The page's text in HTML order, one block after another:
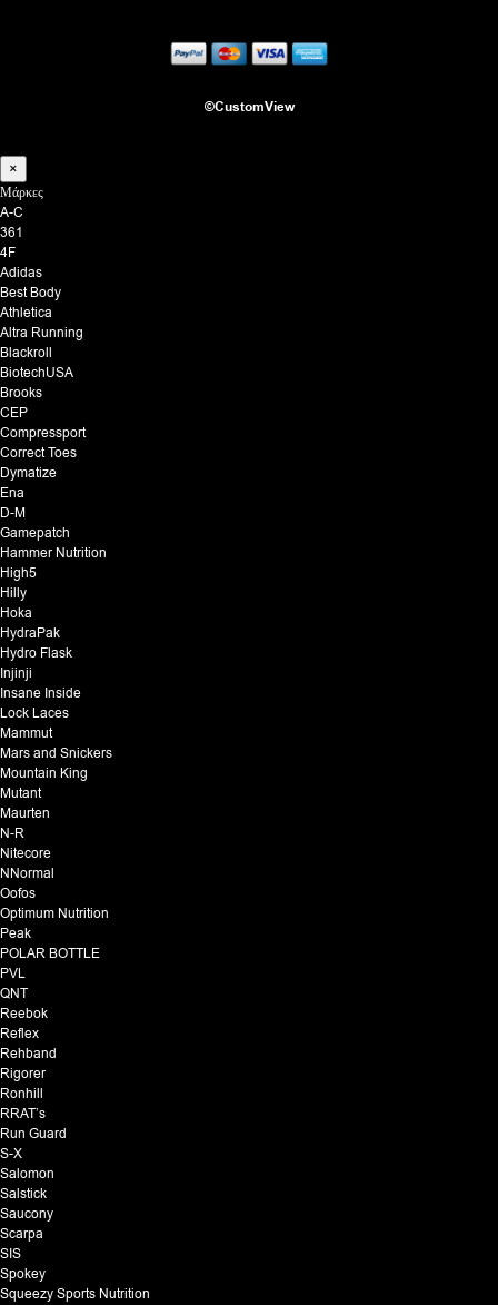
©CustomView
×
Μάρκες
A-C
361
4F
Adidas
Best Body
Athletica
Altra Running
Blackroll
BiotechUSA
Brooks
CEP
Compressport
Correct Toes
Dymatize
Ena
D-M
Gamepatch
Hammer Nutrition
High5
Hilly
Hoka
HydraPak
Hydro Flask
Injinji
Insane Inside
Lock Laces
Mammut
Mars and Snickers
Mountain King
Mutant
Maurten
N-R
Nitecore
NNormal
Oofos
Optimum Nutrition
Peak
POLAR BOTTLE
PVL
QNT
Reebok
Reflex
Rehband
Rigorer
Ronhill
RRAT’s
Run Guard
S-X
Salomon
Salstick
Saucony
Scarpa
SIS
Spokey
Squeezy Sports Nutrition